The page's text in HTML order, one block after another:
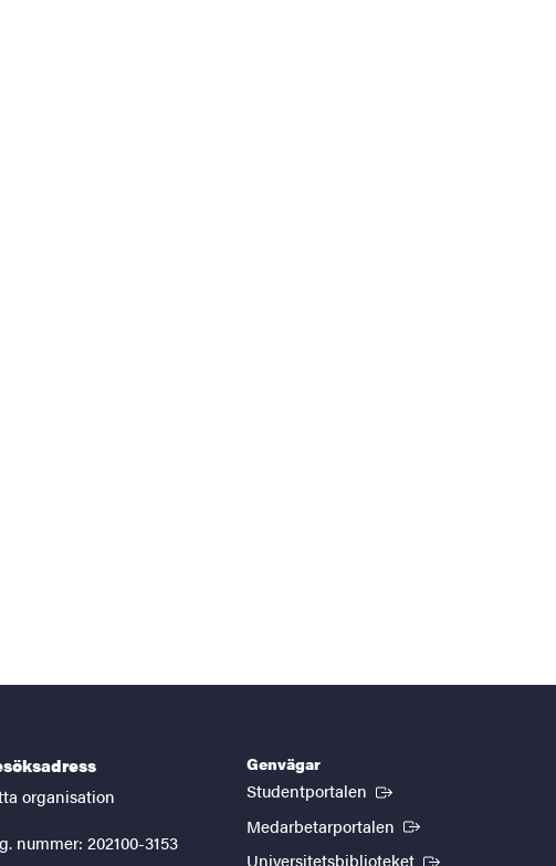
organisation
nummer: 202100-3153
Genvägar
Studentportalen (Extern länk)
Medarbetarportalen (Extern länk)
Universitetsbiblioteket (Extern länk)